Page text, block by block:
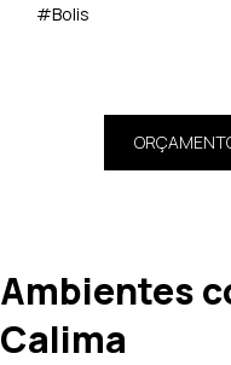
#Bolis
Ambientes
Calima